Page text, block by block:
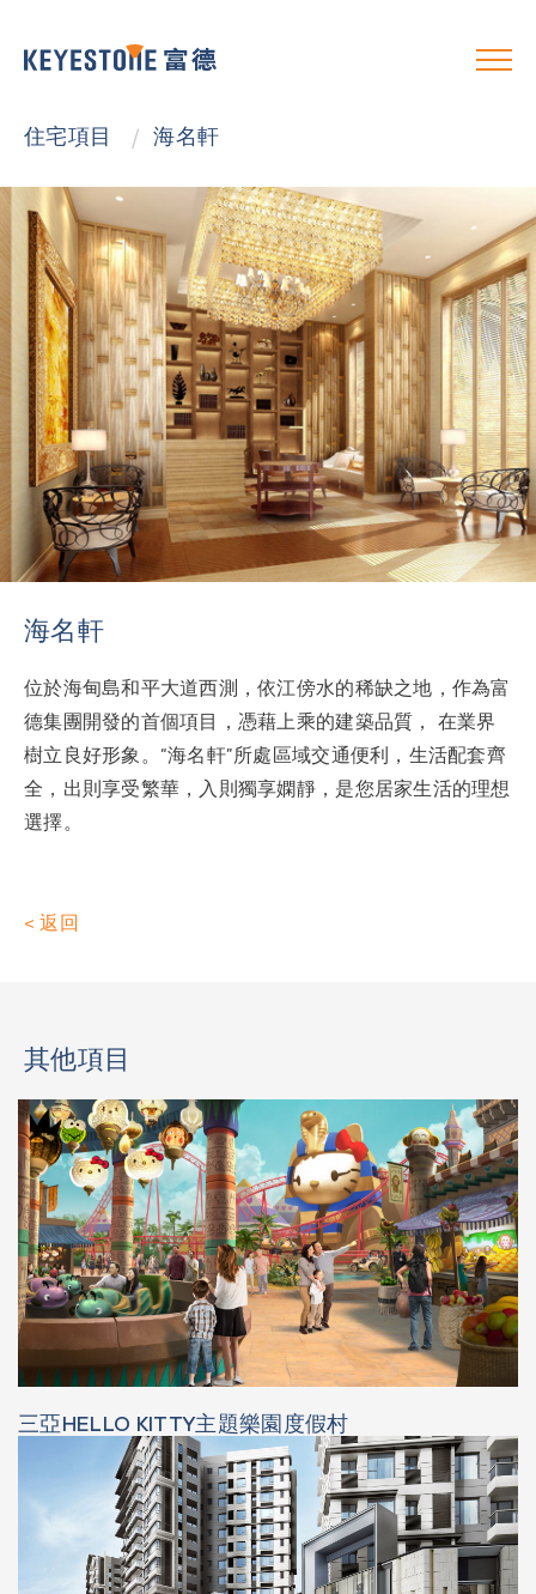
住宅項目 / 海名軒
海名軒
位於海甸島和平大道西測，依江傍水的稀缺之地，作為富
德集團開發的首個項目，憑藉上乘的建築品質， 在業界
樹立良好形象。“海名軒”所處區域交通便利，生活配套齊
全，出則享受繁華，入則獨享嫻靜，是您居家生活的理想
選擇。
< 返回
其他項目
三亞HELLO KITTY主題樂園度假村